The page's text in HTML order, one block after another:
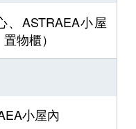
、ASTRAEA小屋
物櫃）
小屋內